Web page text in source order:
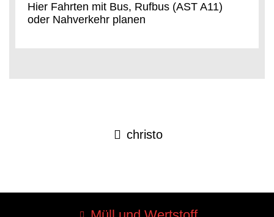
Hier Fahrten mit Bus, Rufbus (AST A11)
oder Nahverkehr planen
christo